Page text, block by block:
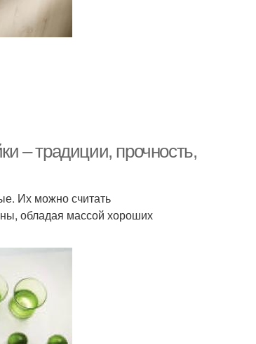
– традиции, прочность,
Их можно считать
обладая массой хороших